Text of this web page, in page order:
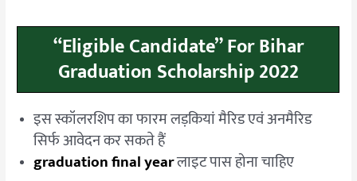
“Eligible Candidate” For Bihar
Graduation Scholarship 2022
इस स्कॉलरशिप का फारम लड़कियां मैरिड एवं अनमैरिड
सिर्फ आवेदन कर सकते हैं
graduation final yearलाइट पास होना चाहिए